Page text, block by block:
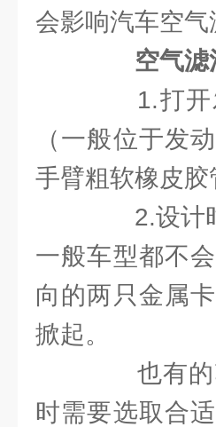
会影响汽车空
空气
1.打开发
（一般位于发
手臂粗软橡皮
2.设计时
一般车型都不
向的两只金属
掀起。
也有的
时需要选取合